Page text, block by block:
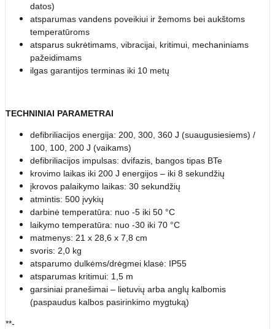
datos)
atsparumas vandens poveikiui ir žemoms bei aukštoms
temperatūroms
atsparus sukrėtimams, vibracijai, kritimui, mechaniniams
pažeidimams
ilgas garantijos terminas iki 10 metų
TECHNINIAI PARAMETRAI
defibriliacijos energija: 200, 300, 360 J (suaugusiesiems) /
100, 100, 200 J (vaikams)
defibriliacijos impulsas: dvifazis, bangos tipas BTe
krovimo laikas iki 200 J energijos – iki 8 sekundžių
įkrovos palaikymo laikas: 30 sekundžių
atmintis: 500 įvykių
darbinė temperatūra: nuo -5 iki 50 °C
laikymo temperatūra: nuo -30 iki 70 °C
matmenys: 21 x 28,6 x 7,8 cm
svoris: 2,0 kg
atsparumo dulkėms/drėgmei klasė: IP55
atsparumas kritimui: 1,5 m
garsiniai pranešimai – lietuvių arba anglų kalbomis
(paspaudus kalbos pasirinkimo mygtuką)
**-